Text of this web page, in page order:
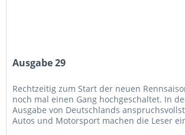
Ausgabe 29
Rechtzeitig zum Start der neuen
noch mal einen Gang hochgeschaltet. In
Ausgabe von Deutschlands
Autos und Motorsport machen die Leser